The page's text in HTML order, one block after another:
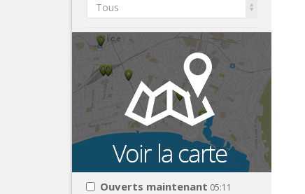
Tous
Ouverts maintenant 05:11